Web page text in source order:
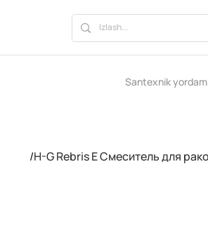
Santexnik
/H-G Rebris E Смеситель для